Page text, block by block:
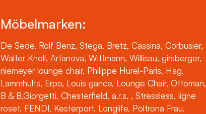
Möbelmarken:
De Sede, Rolf Benz, Stega, Bretz, Cassina, Corbusier,
Walter Knoll, Artanova, Wittmann, Willisau, girsberger,
niemeyer lounge chair, Philippe Hurel-Paris, Hag,
Lammhults, Erpo, Louis gance, Lounge Chair, Ottoman,
B & B,Giorgetti, Chesterfield, a.r.s. , Stressless, ligne
roset, FENDI, Kesterport, Longlife, Poltrona Frau,